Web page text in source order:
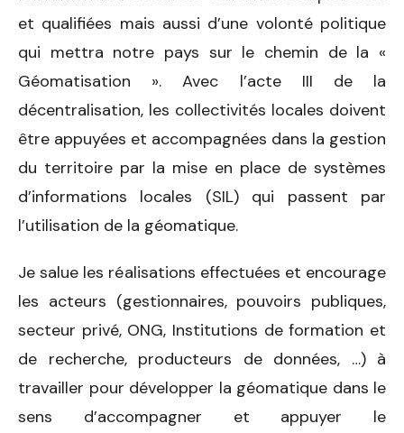
et qualifiées mais aussi d’une volonté politique
qui mettra notre pays sur le chemin de la «
Géomatisation ». Avec l’acte III de la
décentralisation, les collectivités locales doivent
être appuyées et accompagnées dans la gestion
du territoire par la mise en place de systèmes
d’informations locales (SIL) qui passent par
l’utilisation de la géomatique.
Je salue les réalisations effectuées et encourage
les acteurs (gestionnaires, pouvoirs publiques,
secteur privé, ONG, Institutions de formation et
de recherche, producteurs de données, …) à
travailler pour développer la géomatique dans le
sens d’accompagner et appuyer le